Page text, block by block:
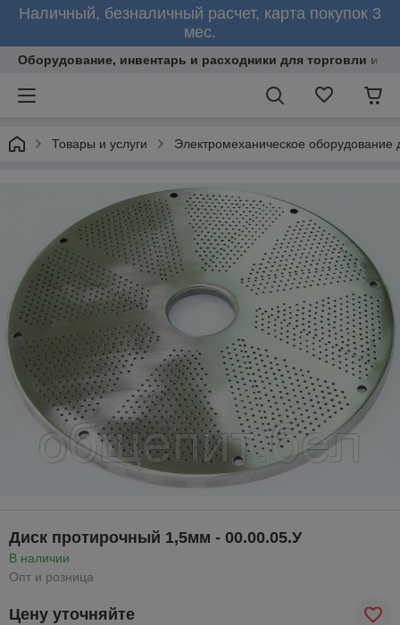
Наличный, безналичный расчет, карта покупок 3
мес.
Оборудование, инвентарь и расходники для торговли и
Товары и услуги Электромеханическое
Диск протирочный 1,5мм - 00.00.05.У
В наличии
Опт и розница
Цену уточняйте